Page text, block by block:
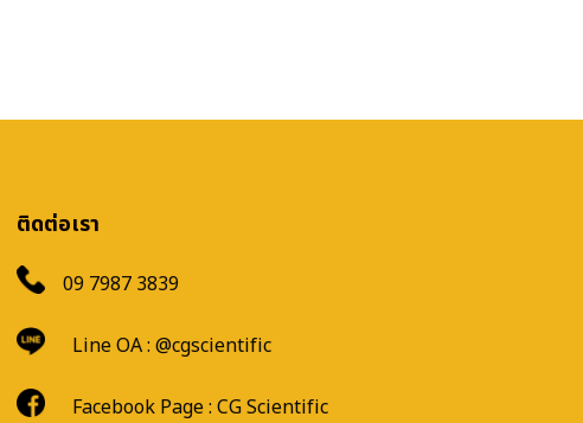
ติดต่อเรา
09 7987 3839
Line OA : @cgscientific
Facebook Page : CG Scientific